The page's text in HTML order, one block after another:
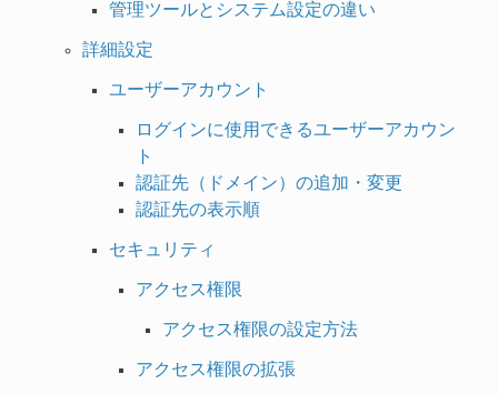
管理ツールとシステム設定の違い
詳細設定
ユーザーアカウント
ログインに使用できるユーザーアカウン
ト
認証先（ドメイン）の追加・変更
認証先の表示順
セキュリティ
アクセス権限
アクセス権限の設定方法
アクセス権限の拡張